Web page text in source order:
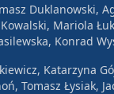
Duklanowski,
Mariola
Konrad
Katarzyna
Tomasz Łysiak,